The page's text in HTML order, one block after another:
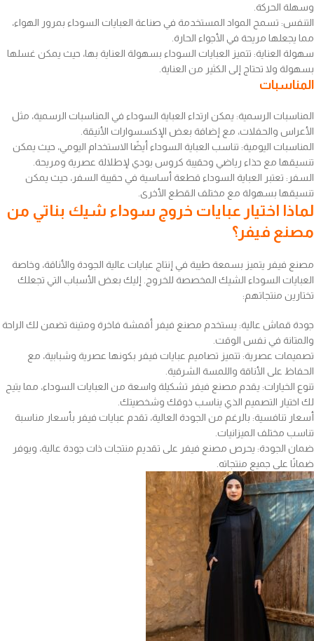
وسهلة الحركة.
التنفس: تسمح المواد المستخدمة في صناعة العبايات السوداء بمرور الهواء،
مما يجعلها مريحة في الأجواء الحارة.
سهولة العناية: تتميز العبايات السوداء بسهولة العناية بها، حيث يمكن غسلها
بسهولة ولا تحتاج إلى الكثير من العناية.
المناسبات
المناسبات الرسمية: يمكن ارتداء العباية السوداء في المناسبات الرسمية، مثل
الأعراس والحفلات، مع إضافة بعض الإكسسوارات الأنيقة.
المناسبات اليومية: تناسب العباية السوداء أيضًا الاستخدام اليومي، حيث يمكن
تنسيقها مع حذاء رياضي وحقيبة كروس بودي لإطلالة عصرية ومريحة.
السفر: تعتبر العباية السوداء قطعة أساسية في حقيبة السفر، حيث يمكن
تنسيقها بسهولة مع مختلف القطع الأخرى.
لماذا اختيار عبايات خروج سوداء شيك بناتي من
مصنع فيفر؟
مصنع فيفر يتميز بسمعة طيبة في إنتاج عبايات عالية الجودة والأناقة، وخاصة
العبايات السوداء الشيك المخصصة للخروج. إليك بعض الأسباب التي تجعلك
تختارين منتجاتهم:
جودة قماش عالية: يستخدم مصنع فيفر أقمشة فاخرة ومتينة تضمن لك الراحة
والمتانة في نفس الوقت.
تصميمات عصرية: تتميز تصاميم عبايات فيفر بكونها عصرية وشبابية، مع
الحفاظ على الأناقة واللمسة الشرقية.
تنوع الخيارات: يقدم مصنع فيفر تشكيلة واسعة من العبايات السوداء، مما يتيح
لك اختيار التصميم الذي يناسب ذوقك وشخصيتك.
أسعار تنافسية: بالرغم من الجودة العالية، تقدم عبايات فيفر بأسعار مناسبة
تناسب مختلف الميزانيات.
ضمان الجودة: يحرص مصنع فيفر على تقديم منتجات ذات جودة عالية، ويوفر
ضمانًا على جميع منتجاته.